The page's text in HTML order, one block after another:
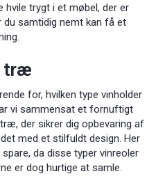
hvile trygt i et møbel, der er
samtidig nemt kan få et
træ
for, hvilken type vinholder
vi sammensat et fornuftigt
der sikrer dig opbevaring af
med et stilfuldt design. Her
da disse typer vinreoler
er dog hurtige at samle.